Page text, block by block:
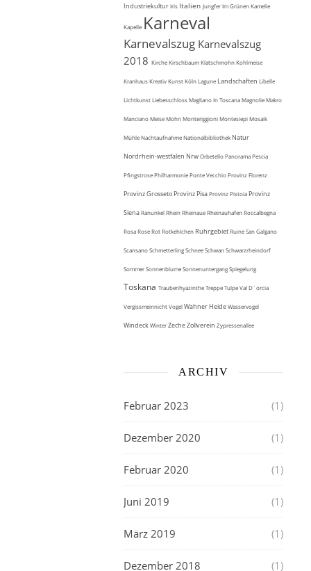
IndustriekulturIris Italien Jungfer Im GrünenKamelie
Kapelle Karneval
Karnevalszug Karnevalszug
2018 KircheKirschbaumKlatschmohnKohlmeise
KranhausKreativKunstKölnLagune Landschaften Libelle
LichtkunstLiebesschlossMagliano In ToscanaMagnolieMakro
MancianoMeiseMohnMonteriggioniMontesiepiMosaik
MühleNachtaufnahmeNationalbibliothek Natur
Nordrhein-westfalen NrwOrbetelloPanoramaPescia
PfingstrosePhilharmoniePonte VecchioProvinz Florenz
Provinz Grosseto Provinz PisaProvinz Pistoia Provinz
SienaRanunkelRheinRheinaueRheinauhafenRoccalbegna
RosaRoseRotRotkehlchen RuhrgebietRuineSan Galgano
ScansanoSchmetterlingSchneeSchwanSchwarzrheindorf
SommerSonnenblumeSonnenuntergangSpiegelung
Toskana TraubenhyazintheTreppeTulpeVal D´orcia
VergissmeinnichtVogelWahner HeideWasservogel
WindeckWinterZeche Zollverein Zypressenallee
ARCHIV
Februar 2023 (1)
Dezember 2020 (1)
Februar 2020 (1)
Juni 2019 (1)
März 2019 (1)
Dezember 2018 (1)